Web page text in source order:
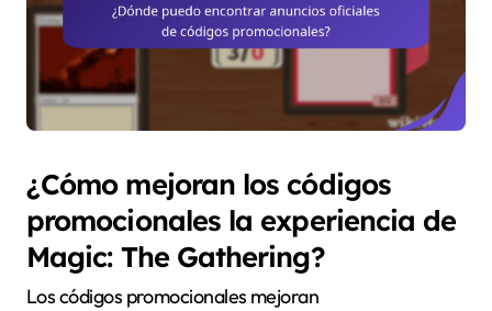
¿Cómo mejoran los códigos
promocionales la experiencia de
Magic: The Gathering?
Los códigos promocionales mejoran